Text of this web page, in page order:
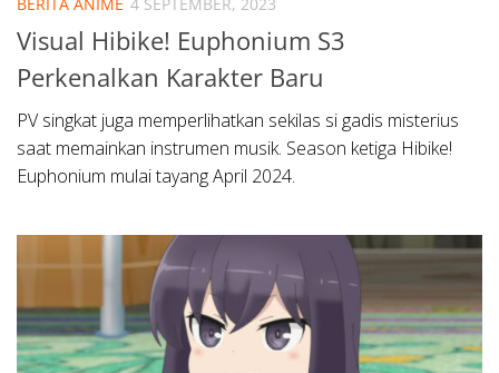
Visual Hibike! Euphonium S3
Perkenalkan Karakter Baru
PV singkat juga memperlihatkan sekilas si gadis misterius
saat memainkan instrumen musik. Season ketiga Hibike!
Euphonium mulai tayang April 2024.